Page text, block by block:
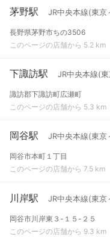
茅野駅 JR中央本線(東京
長野県茅野市ちの3506
このページの店舗から 5.2 km
下諏訪駅 JR中央本線(
諏訪郡下諏訪町広瀬町
このページの店舗から 5.3 km
岡谷駅 JR中央本線(東京
岡谷市本町１丁目
このページの店舗から 7.5 km
川岸駅 JR中央本線(東京
岡谷市川岸東３-１５-２５
このページの店舗から 9.3 km